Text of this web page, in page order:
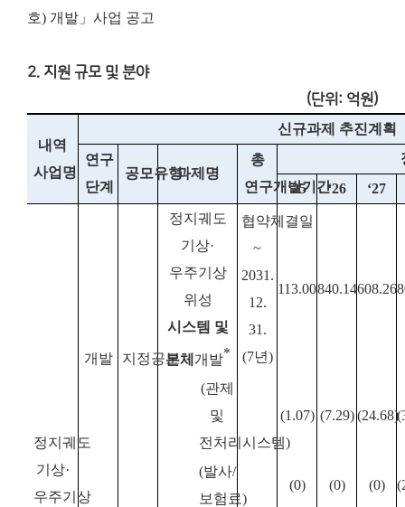
호) 개발」사업 공고
2. 지원 규모 및 분야
(단위: 억원)
내역
사업명
신규과제 추진계획
연구
단계
공모유형과제명
총
연구개발기간
‘25
‘26 ‘27
정지궤도
기상·
우주기상
개발 지정공모
정지궤도
기상·
우주기상
위성
시스템 및
본체 개발*
협약체결일
~
2031.
12.
31.
(7년)
113.00840.14608.26
(관제
및
전처리시스템)
(1.07) (7.29) (24.68)
(발사/
보험료)
(0) (0) (0)